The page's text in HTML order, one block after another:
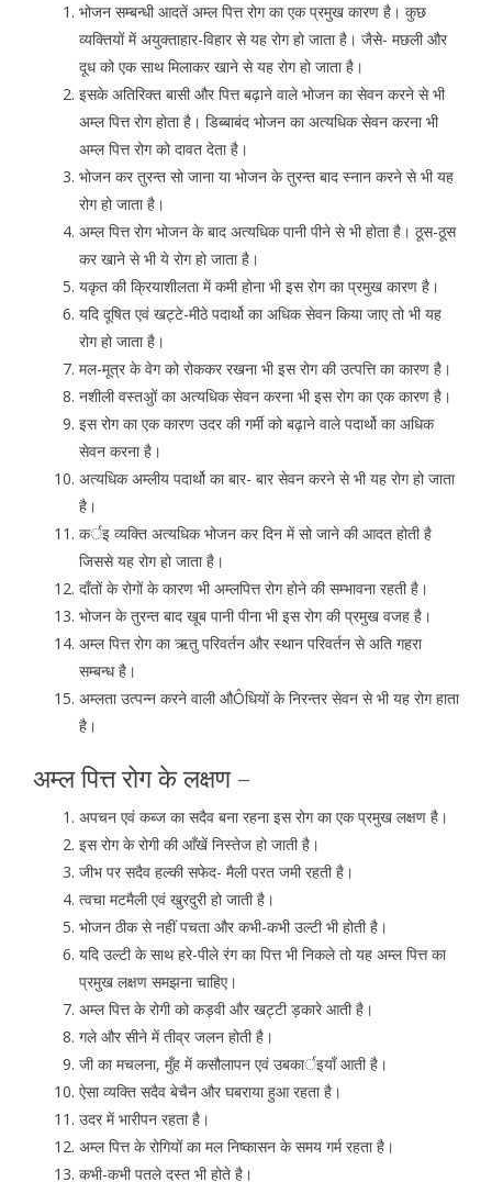
भोजन सम्बन्धी आदतें अम्ल पित्त रोग का एक प्रमुख कारण है। कुछ
व्यक्तियों में अयुक्ताहार-विहार से यह रोग हो जाता है। जैसे- मछली और
दूध को एक साथ मिलाकर खाने से यह रोग हो जाता है।
इसके अतिरिक्त बासी और पित्त बढ़ाने वाले भोजन का सेवन करने से भी
अम्ल पित्त रोग होता है। डिब्बाबंद भोजन का अत्यधिक सेवन करना भी
अम्ल पित्त रोग को दावत देता है।
भोजन कर तुरन्त सो जाना या भोजन के तुरन्त बाद स्नान करने से भी यह
रोग हो जाता है।
अम्ल पित्त रोग भोजन के बाद अत्यधिक पानी पीने से भी होता है। ठूस-ठूस
कर खाने से भी ये रोग हो जाता है।
यकृत की क्रियाशीलता में कमी होना भी इस रोग का प्रमुख कारण है।
यदि दूषित एवं खट्टे-मीठे पदार्थो का अधिक सेवन किया जाए तो भी यह
रोग हो जाता है।
मल-मूत्र के वेग को रोककर रखना भी इस रोग की उत्पत्ति का कारण है।
नशीली वस्तअुों का अत्यधिक सेवन करना भी इस रोग का एक कारण है।
इस रोग का एक कारण उदर की गर्मी को बढ़ाने वाले पदार्थो का अधिक
सेवन करना है।
अत्यधिक अम्लीय पदार्थो का बार- बार सेवन करने से भी यह रोग हो जाता
है।
कर्इ व्यक्ति अत्यधिक भोजन कर दिन में सो जाने की आदत होती है
जिससे यह रोग हो जाता है।
दाँतों के रोगों के कारण भी अम्लपित्त रोग होने की सम्भावना रहती है।
भोजन के तुरन्त बाद खूब पानी पीना भी इस रोग की प्रमुख वजह है।
अम्ल पित्त रोग का ऋतु परिवर्तन और स्थान परिवर्तन से अति गहरा
सम्बन्ध है।
अम्लता उत्पन्न करने वाली औÔधियों के निरन्तर सेवन से भी यह रोग हाता
है।
अम्ल पित्त रोग के लक्षण –
अपचन एवं कब्ज का सदैव बना रहना इस रोग का एक प्रमुख लक्षण है।
इस रोग के रोगी की आँखें निस्तेज हो जाती है।
जीभ पर सदैव हल्की सफेद- मैली परत जमी रहती है।
त्वचा मटमैली एवं खुरदुरी हो जाती है।
भोजन ठीक से नहीं पचता और कभी-कभी उल्टी भी होती है।
यदि उल्टी के साथ हरे-पीले रंग का पित्त भी निकले तो यह अम्ल पित्त का
प्रमुख लक्षण समझना चाहिए।
अम्ल पित्त के रोगी को कड़वी और खट्टी ड़कारे आती है।
गले और सीने में तीव्र जलन होती है।
जी का मचलना, मुँह में कसौलापन एवं उबकार्इयाँ आती है।
ऐसा व्यक्ति सदैव बेचैन और घबराया हुआ रहता है।
उदर में भारीपन रहता है।
अम्ल पित्त के रोगियों का मल निष्कासन के समय गर्म रहता है।
कभी-कभी पतले दस्त भी होते है।